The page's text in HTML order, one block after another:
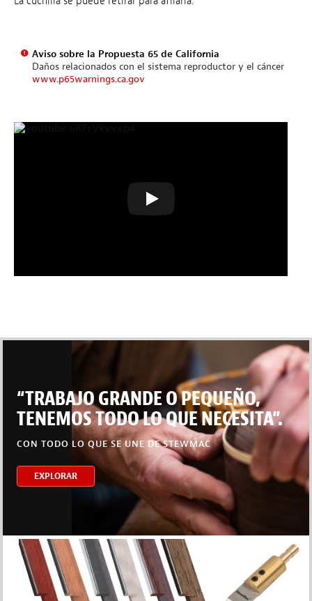
Aviso sobre la Propuesta 65 de California
Daños relacionados con el sistema reproductor y el cáncer
www.p65warnings.ca.gov
“TRABAJO GRANDE O PEQUEÑO,
TENEMOS TODO LO QUE NECESITA”.
CON TODO LO QUE SE UNE DE STEWMAC
EXPLORAR